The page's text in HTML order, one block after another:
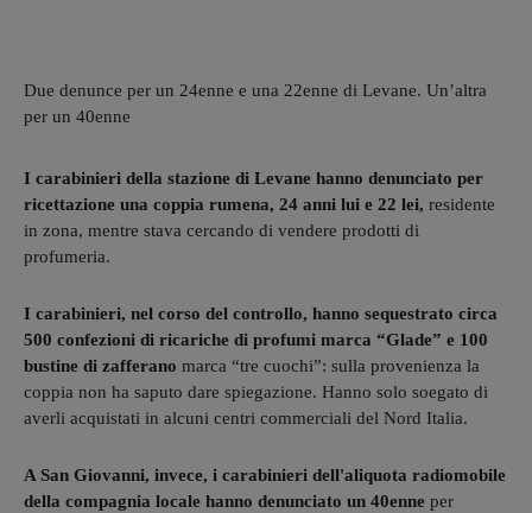
Due denunce per un 24enne e una 22enne di Levane. Un’altra
per un 40enne
I carabinieri della stazione di Levane hanno denunciato per
ricettazione una coppia rumena, 24 anni lui e 22 lei, residente
in zona, mentre stava cercando di vendere prodotti di
profumeria.
I carabinieri, nel corso del controllo, hanno sequestrato circa
500 confezioni di ricariche di profumi marca “Glade” e 100
bustine di zafferano marca “tre cuochi”: sulla provenienza la
coppia non ha saputo dare spiegazione. Hanno solo soegato di
averli acquistati in alcuni centri commerciali del Nord Italia.
A San Giovanni, invece, i carabinieri dell'aliquota radiomobile
della compagnia locale hanno denunciato un 40enne per